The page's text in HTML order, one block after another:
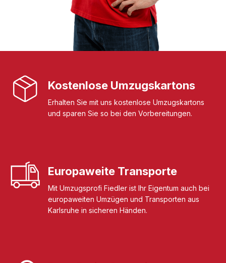
Kostenlose Umzugskartons
Erhalten Sie mit uns kostenlose Umzugskartons
und sparen Sie so bei den Vorbereitungen.
Europaweite Transporte
Mit Umzugsprofi Fiedler ist Ihr Eigentum auch bei
europaweiten Umzügen und Transporten aus
Karlsruhe in sicheren Händen.